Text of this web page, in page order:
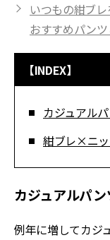
いつもの紺ブレ
おすすめパン
【INDEX】
カジュアル
紺ブレ×ニ
カジュアルパ
例年に増してカジ